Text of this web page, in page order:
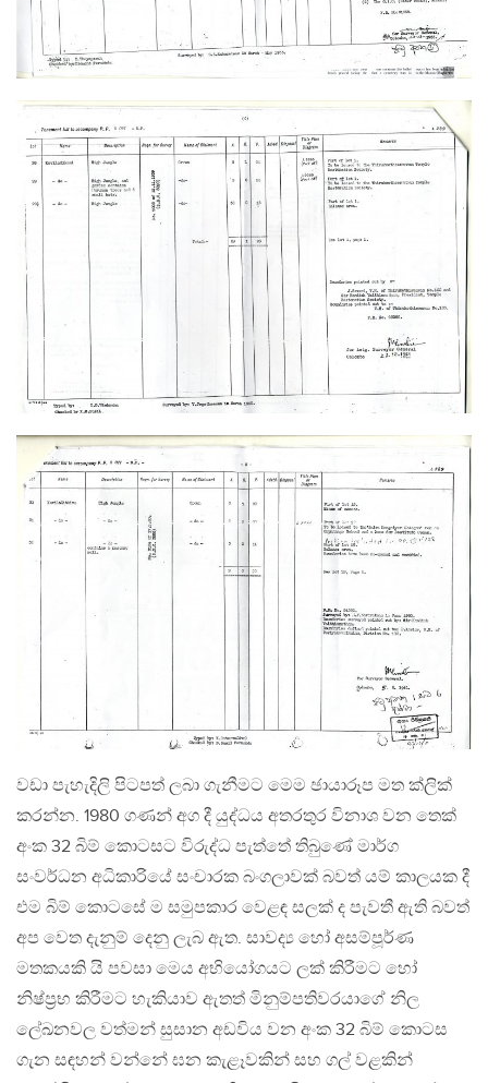
වඩා පැහැදිලි පිටපත් ලබා ගැනීමට මෙම ඡායාරූප මත ක්ලික්
කරන්න. 1980 ගණන් අග දී යුද්ධය අතරතුර විනාශ වන තෙක්
අංක 32 බිම් කොටසට විරුද්ධ පැත්තේ තිබුණේ මාර්ග
සංවර්ධන අධිකාරියේ සංචාරක බංගලාවක් බවත් යම් කාලයක දී
එම බිම් කොටසේ ම සමුපකාර වෙළඳ සලක් ද පැවතී ඇති බවත්
අප වෙත දැනුම් දෙනු ලැබ ඇත. සාවද්‍ය හෝ අසම්පූර්ණ
මතකයකි යි පවසා මෙය අභියෝගයට ලක් කිරීමට හෝ
නිෂ්ප‍්‍රභ කිරීමට හැකියාව ඇතත් මිනුම්පතිවරයාගේ නිල
ලේඛනවල වත්මන් සුසාන අඩවිය වන අංක 32 බිම් කොටස
ගැන සඳහන් වන්නේ ඝන කැළෑවකින් සහ ගල් වළකින්